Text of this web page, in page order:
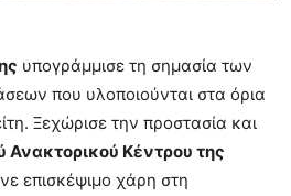
υπογράμμισε τη σημασία των
που υλοποιούνται στα όρια
Ξεχώρισε την προστασία και
Ανακτορικού Κέντρου της
επισκέψιμο χάρη στη